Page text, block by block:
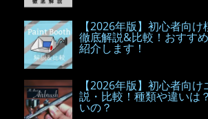
【2026年版】初心者向
徹底解説&比較！おすす
紹介します！
【2026年版】初心者向
説・比較！種類や違いは
いの？